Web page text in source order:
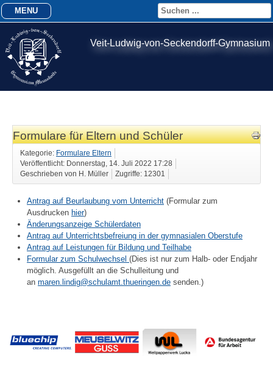
Veit-Ludwig-von-Seckendorff-Gymnasium
MENU
Formulare für Eltern und Schüler
Kategorie: Formulare Eltern
Veröffentlicht: Donnerstag, 14. Juli 2022 17:28
Geschrieben von H. Müller
Zugriffe: 12301
Antrag auf Beurlaubung vom Unterricht (Formular zum
Ausdrucken hier)
Änderungsanzeige Schülerdaten
Antrag auf Unterrichtsbefreiung in der gymnasialen Oberstufe
Antrag auf Leistungen für Bildung und Teilhabe
Formular zum Schulwechsel (Dies ist nur zum Halb- oder Endjahr
möglich. Ausgefüllt an die Schulleitung und
an maren.lindig@schulamt.thueringen.de senden.)